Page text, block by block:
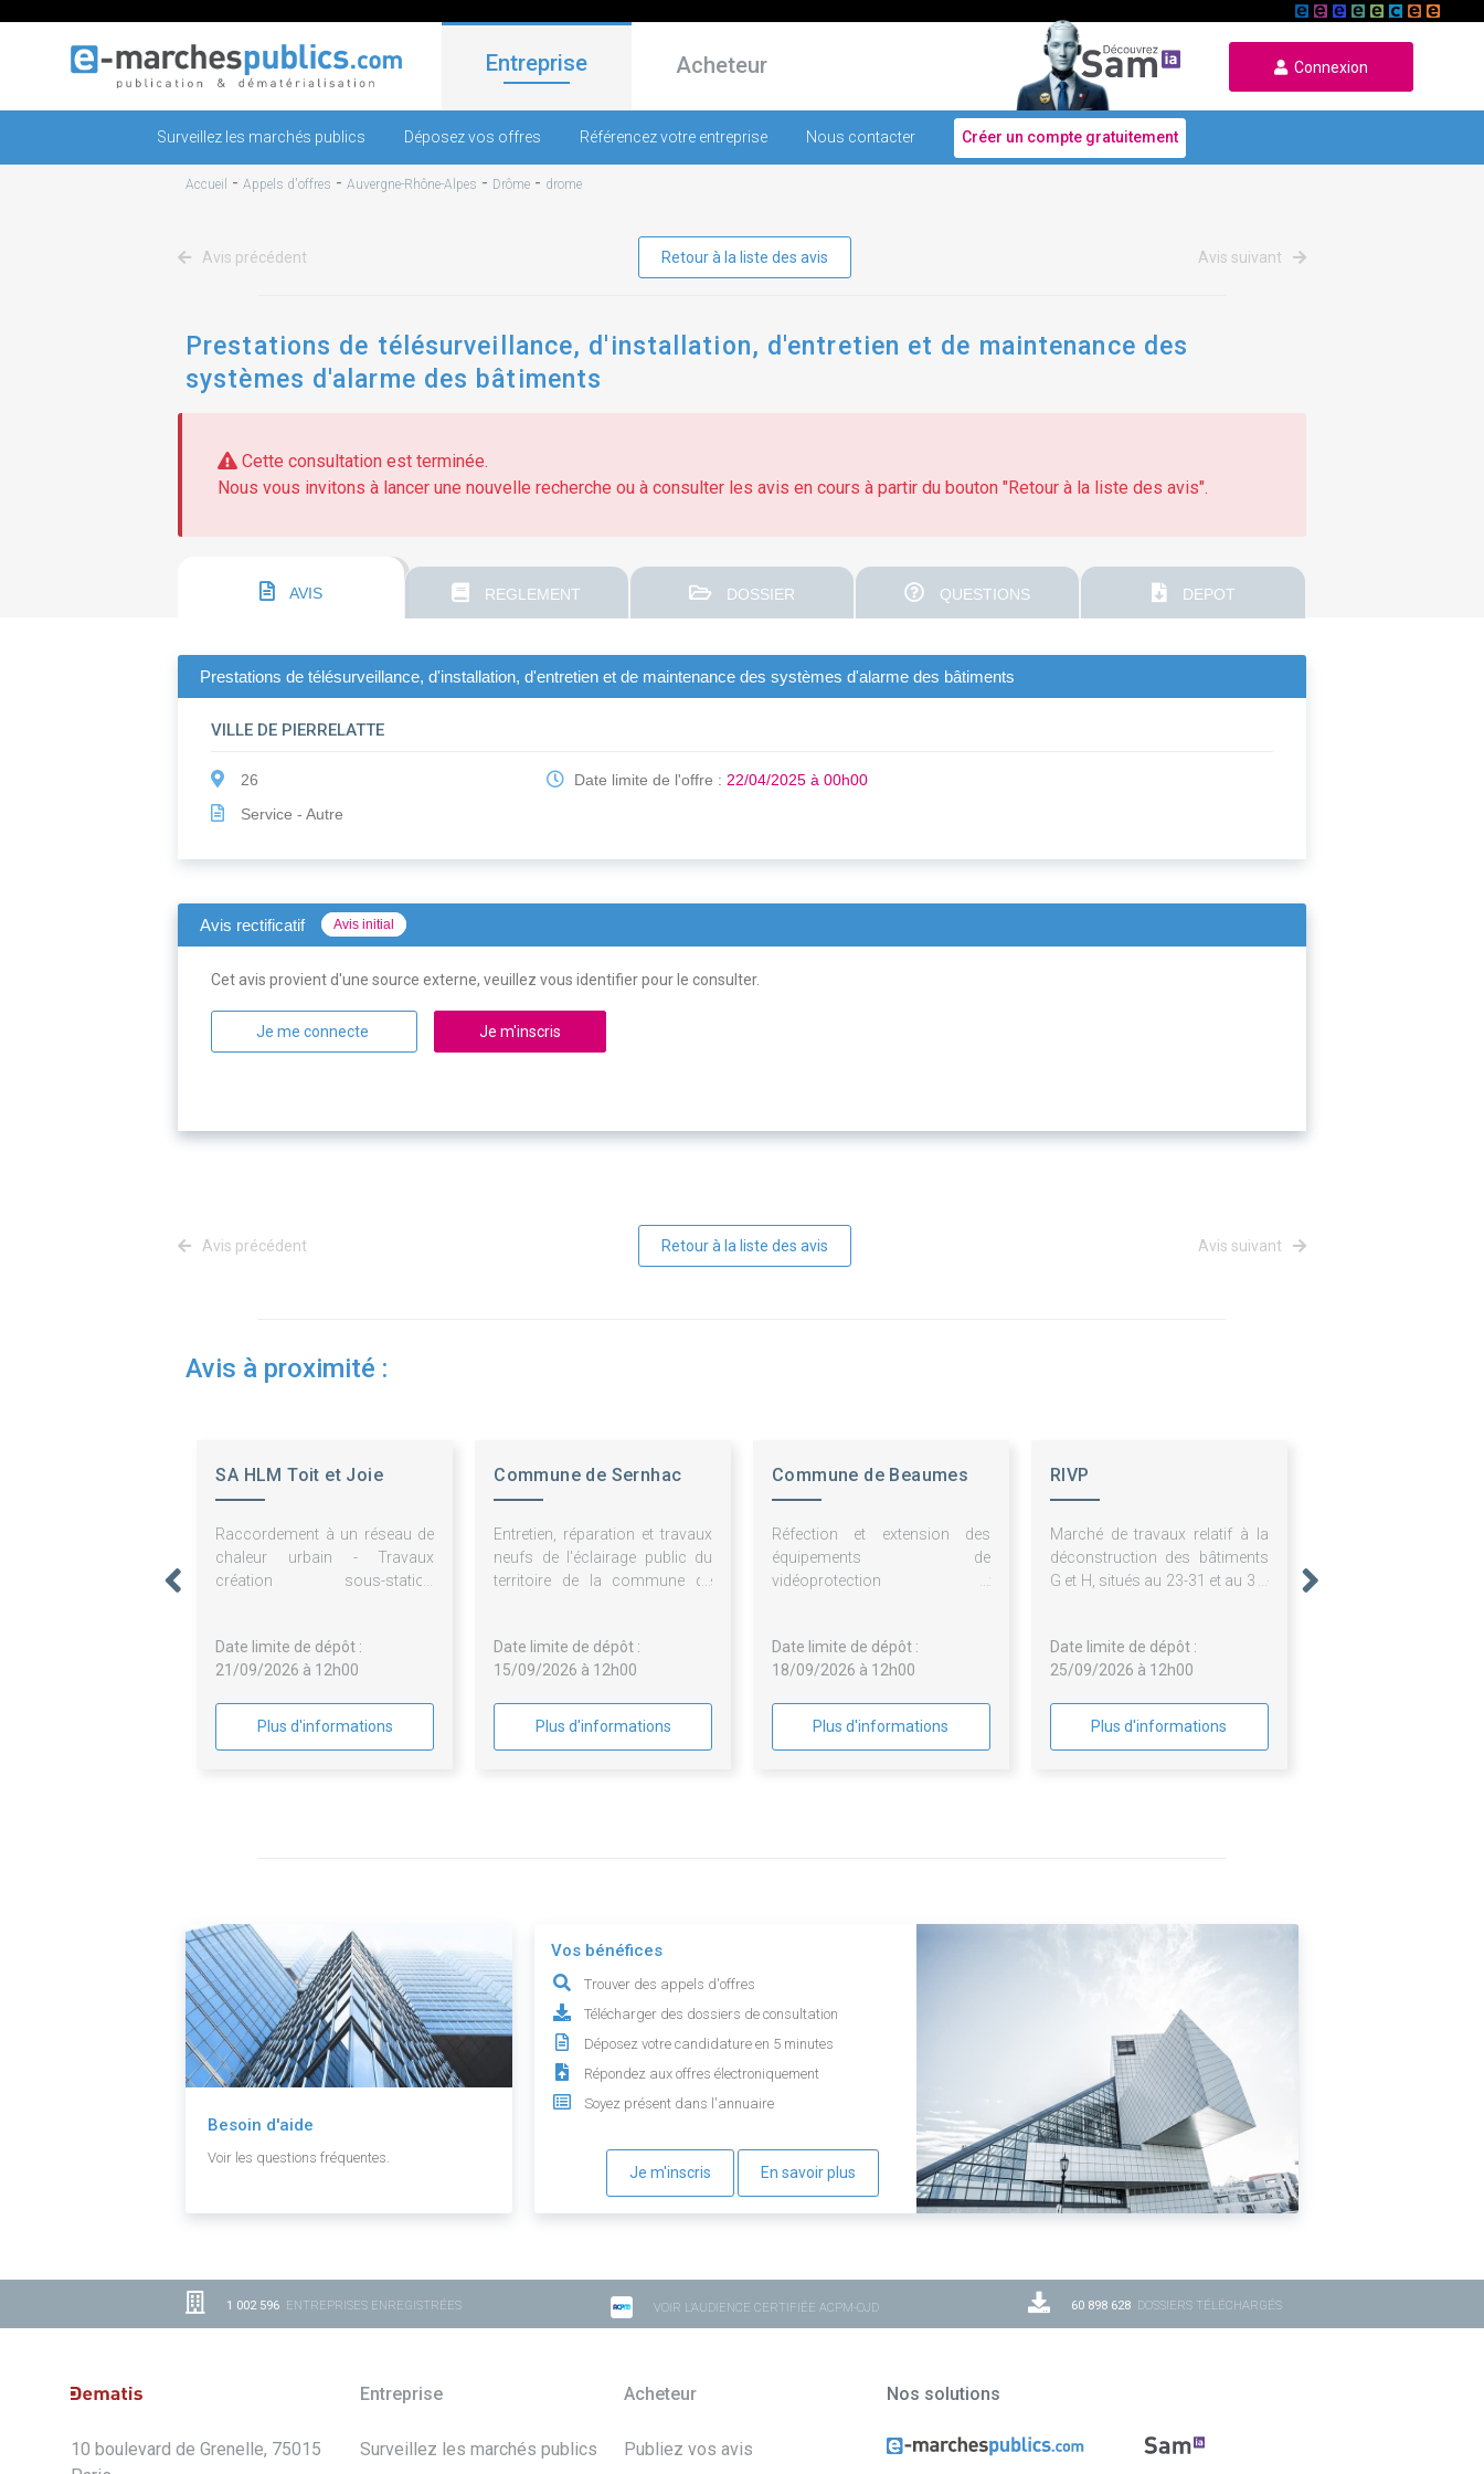
Entreprise Acheteur Connexion
Surveillez les marchés publics Déposez vos offres Référencez votre entreprise Nous contacter Créer un compte gratuitement
Accueil - Appels d'offres - Auvergne-Rhône-Alpes - Drôme - drome
Avis précédent Retour à la liste des avis Avis suivant
Prestations de télésurveillance, d'installation, d'entretien et de maintenance des
systèmes d'alarme des bâtiments
Cette consultation est terminée.
Nous vous invitons à lancer une nouvelle recherche ou à consulter les avis en cours à partir du bouton "Retour à la liste des avis".
AVIS REGLEMENT DOSSIER QUESTIONS DEPOT
Prestations de télésurveillance, d'installation, d'entretien et de maintenance des systèmes d'alarme des bâtiments
VILLE DE PIERRELATTE
26
Service - Autre
Date limite de l'offre : 22/04/2025 à 00h00
Avis rectificatif Avis initial
Cet avis provient d'une source externe, veuillez vous identifier pour le consulter.
Je me connecte Je m'inscris
Avis précédent Retour à la liste des avis Avis suivant
Avis à proximité :
SA HLM Toit et Joie
Raccordement à un réseau de
chaleur urbain - Travaux
création sous-station
Date limite de dépôt :
21/09/2026 à 12h00
Plus d'informations
Commune de Sernhac
Entretien, réparation et travaux
neufs de l'éclairage public du
territoire de la commune de
Date limite de dépôt :
15/09/2026 à 12h00
Plus d'informations
Commune de Beaumes
Réfection et extension des
équipements de
vidéoprotection et
VENISE
Date limite de dépôt :
18/09/2026 à 12h00
Plus d'informations
RIVP
Marché de travaux relatif à la
déconstruction des bâtiments
G et H, situés au 23-31 et au 33-
Duvernois, à Paris 20ème
Date limite de dépôt :
25/09/2026 à 12h00
Plus d'informations
Besoin d'aide
Voir les questions fréquentes.
Vos bénéfices
Trouver des appels d'offres
Télécharger des dossiers de consultation
Déposez votre candidature en 5 minutes
Répondez aux offres électroniquement
Soyez présent dans l'annuaire
Je m'inscris En savoir plus
1 002 596 ENTREPRISES ENREGISTRÉES VOIR L'AUDIENCE CERTIFIÉE ACPM-OJD 60 898 628 DOSSIERS TÉLÉCHARGÉS
10 boulevard de Grenelle, 75015
Entreprise
Surveillez les marchés publics
Acheteur
Publiez vos avis
Nos solutions